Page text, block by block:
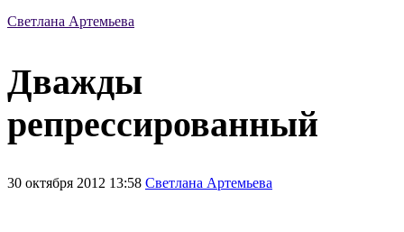
Светлана Артемьева
Дважды
репрессированный
30 октября 2012 13:58 Светлана Артемьева